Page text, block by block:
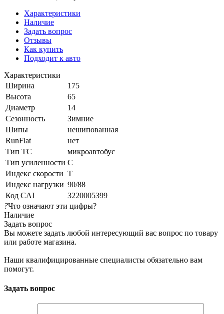
Характеристики
Наличие
Задать вопрос
Отзывы
Как купить
Подходит к авто
Характеристики
Ширина
175
Высота
65
Диаметр
14
Сезонность
Зимние
Шипы
нешипованная
RunFlat
нет
Тип ТС
микроавтобус
Тип усиленности C
Индекс скорости T
Индекс нагрузки 90/88
Код CAI
3220005399
?Что означают эти цифры?
Наличие
Задать вопрос
Вы можете задать любой интересующий вас вопрос по товару
или работе магазина.
Наши квалифицированные специалисты обязательно вам
помогут.
Задать вопрос